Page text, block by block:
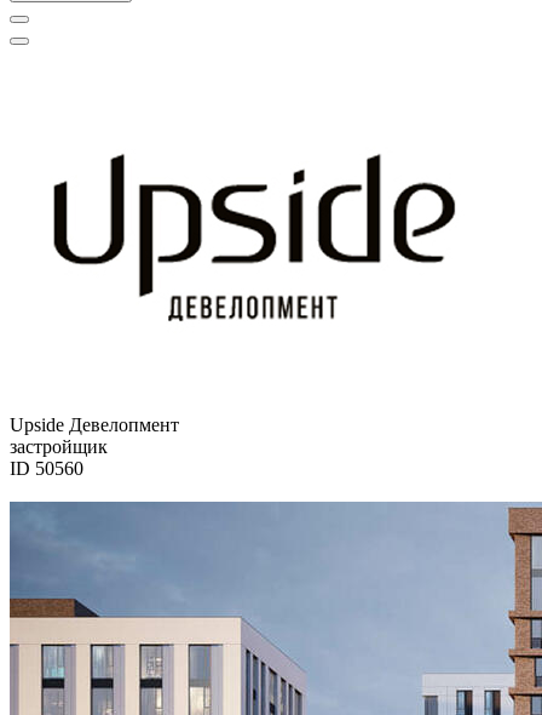
Upside Девелопмент
застройщик
ID 50560